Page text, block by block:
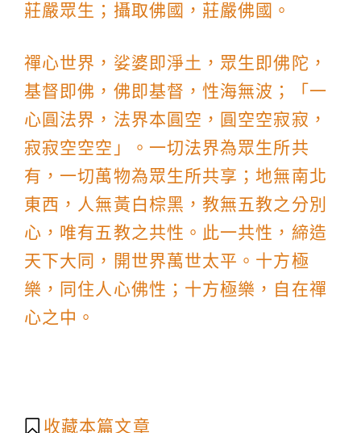
莊嚴眾生；攝取佛國，莊嚴佛國。
禪心世界，娑婆即淨土，眾生即佛陀，
基督即佛，佛即基督，性海無波；「一
心圓法界，法界本圓空，圓空空寂寂，
寂寂空空空」。一切法界為眾生所共
有，一切萬物為眾生所共享；地無南北
東西，人無黃白棕黑，教無五教之分別
心，唯有五教之共性。此一共性，締造
天下大同，開世界萬世太平。十方極
樂，同住人心佛性；十方極樂，自在禪
心之中。
收藏本篇文章